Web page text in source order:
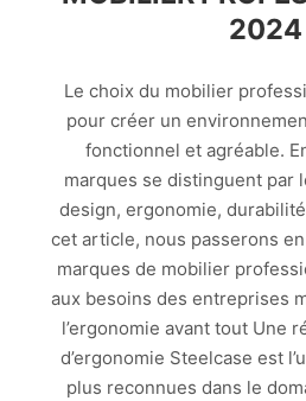
2024
Le choix du mobilier
pour créer un
fonctionnel et agréable.
marques se distinguent par
design, ergonomie,
cet article, nous passerons
marques de mobilier
aux besoins des entreprises
l’ergonomie avant tout Une
d’ergonomie Steelcase est
plus reconnues dans le